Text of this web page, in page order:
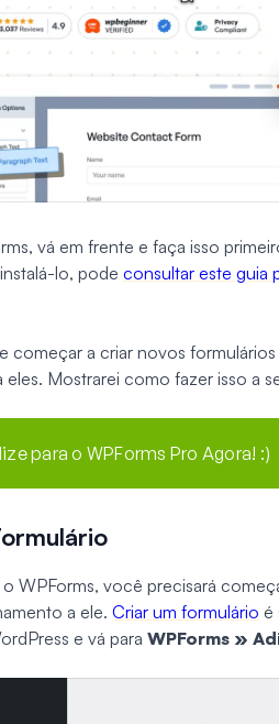
vá em frente e faça isso
lo, pode consultar este guia
começar a criar novos
Mostrarei como fazer isso a
para o WPForms Pro Agora! :)
WPForms, você precisará
a ele. Criar um formulário é
e vá para WPForms »